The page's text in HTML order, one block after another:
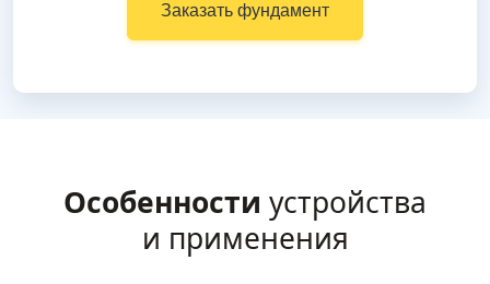
Заказать фундамент
Особенности устройства
и применения